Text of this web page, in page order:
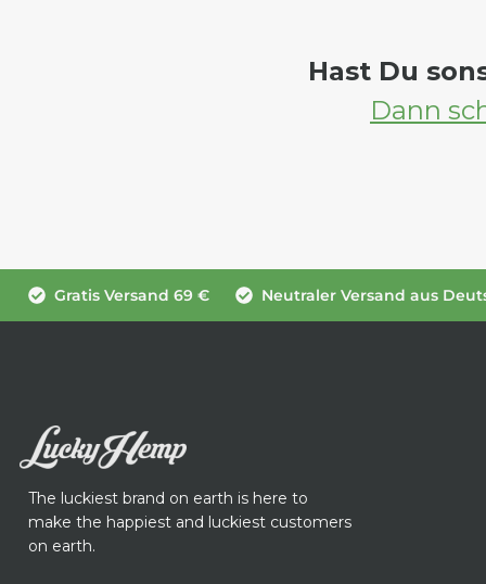
Hast Du
Dann
Gratis Versand 69 € Neutraler Versand aus
The luckiest brand on earth is here to
make the happiest and luckiest customers
on earth.